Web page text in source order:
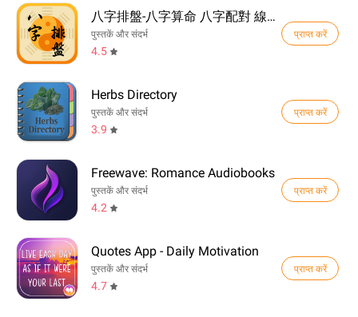
八字排盤-八字算命 八字配對 線上算命 生辰八字查詢
पुस्तकें और संदर्भ
4.5
प्राप्त करें
Herbs Directory
पुस्तकें और संदर्भ
3.9
प्राप्त करें
Freewave: Romance Audiobooks
पुस्तकें और संदर्भ
4.2
प्राप्त करें
Quotes App - Daily Motivation
पुस्तकें और संदर्भ
4.7
प्राप्त करें